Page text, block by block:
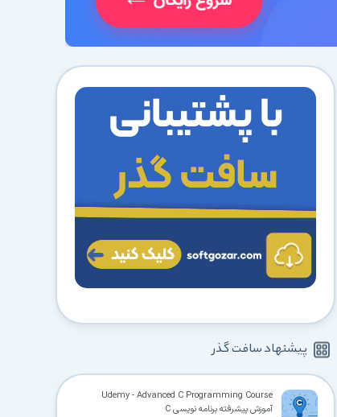
پیشنهاد سافت گذر
Udemy - Advanced C Programming Course
آموزش پیشرفته برنامه نویسی C